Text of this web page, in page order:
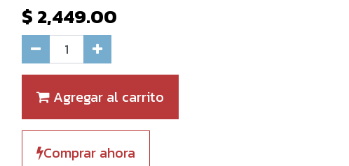
$2,449.00
Agregar al carrito
Comprar ahora